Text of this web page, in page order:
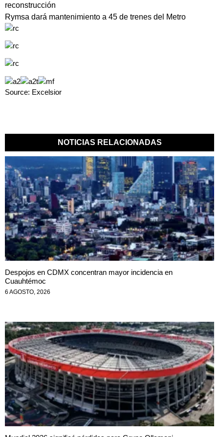
reconstrucción
Rymsa dará mantenimiento a 45 de trenes del Metro
Source: Excelsior
NOTICIAS RELACIONADAS
Despojos en CDMX concentran mayor incidencia en
Cuauhtémoc
6 AGOSTO, 2026